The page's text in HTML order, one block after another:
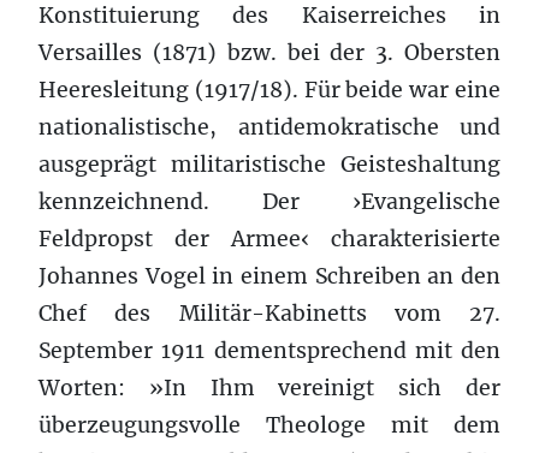
Konstituierung des Kaiserreiches in
Versailles (1871) bzw. bei der 3. Obersten
Heeresleitung (1917/18). Für beide war eine
nationalistische, antidemokratische und
ausgeprägt militaristische Geisteshaltung
kennzeichnend. Der ›Evangelische
Feldpropst der Armee‹ charakterisierte
Johannes Vogel in einem Schreiben an den
Chef des Militär-Kabinetts vom 27.
September 1911 dementsprechend mit den
Worten: »In Ihm vereinigt sich der
überzeugungsvolle Theologe mit dem